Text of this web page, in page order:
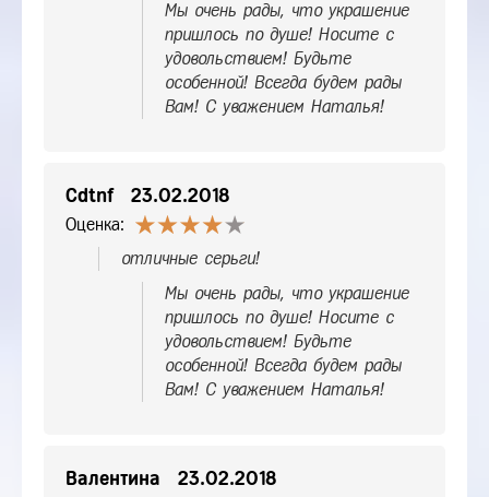
Мы очень рады, что украшение
пришлось по душе! Носите с
удовольствием! Будьте
особенной! Всегда будем рады
Вам! С уважением Наталья!
Cdtnf 23.02.2018
Оценка:
отличные серьги!
Мы очень рады, что украшение
пришлось по душе! Носите с
удовольствием! Будьте
особенной! Всегда будем рады
Вам! С уважением Наталья!
Валентина 23.02.2018